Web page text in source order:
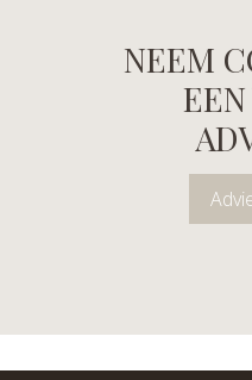
NEEM